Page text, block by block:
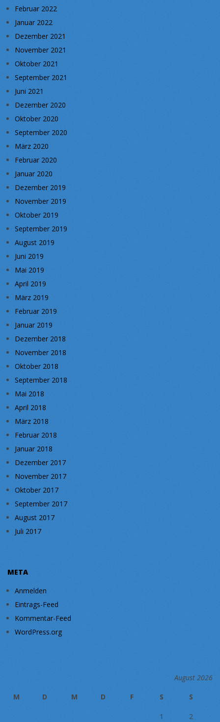
Februar 2022
Januar 2022
Dezember 2021
November 2021
Oktober 2021
September 2021
Juni 2021
Dezember 2020
Oktober 2020
September 2020
März 2020
Februar 2020
Januar 2020
Dezember 2019
November 2019
Oktober 2019
September 2019
August 2019
Juni 2019
Mai 2019
April 2019
März 2019
Februar 2019
Januar 2019
Dezember 2018
November 2018
Oktober 2018
September 2018
Mai 2018
April 2018
März 2018
Februar 2018
Januar 2018
Dezember 2017
November 2017
Oktober 2017
September 2017
August 2017
Juli 2017
META
Anmelden
Eintrags-Feed
Kommentar-Feed
WordPress.org
August 2026
M D M D F S S
1 2